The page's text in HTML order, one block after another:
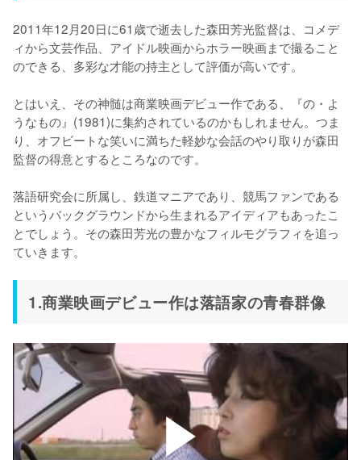
2011年12月20日に61歳で逝去した森田芳光監督は、コメデ
ィから文芸作品、アイドル映画からホラー映画まで撮ること
のできる、多彩な才能の持主として評価が高いです。
とはいえ、その神髄は商業映画デビュー作である、『の・よ
うなもの』(1981)に集約されているのかもしれません。つま
り、オフビートな笑いに満ちた軽妙な会話のやり取りが森田
監督の得意とするところなのです。
落語研究会に所属し、鉄道マニアであり、競馬ファンである
というバックグラウンドから生まれるアイディアもあったこ
とでしょう。その森田芳光の豊かなフィルモグラフィを追っ
ていきます。
1.商業映画デビュー作は落語家の青春群像